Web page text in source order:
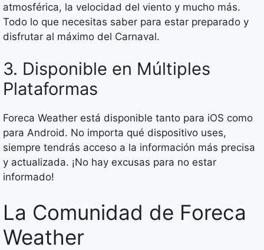
atmosférica, la velocidad del viento y mucho más.
Todo lo que necesitas saber para estar preparado y
disfrutar al máximo del Carnaval.
3. Disponible en Múltiples
Plataformas
Foreca Weather está disponible tanto para iOS como
para Android. No importa qué dispositivo uses,
siempre tendrás acceso a la información más precisa
y actualizada. ¡No hay excusas para no estar
informado!
La Comunidad de Foreca
Weather